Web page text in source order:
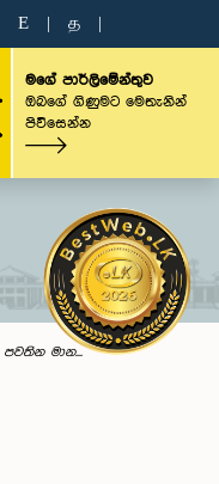
E த
මගේ පාර්ලිමේන්තුව
ඔබගේ ගිණුමට මෙතැනින්
පිවිසෙන්න
මාන...